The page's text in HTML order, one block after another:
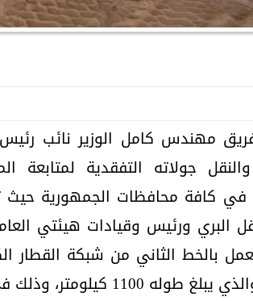
مهندس كامل الوزير نائب رئيس
جولاته التفقدية لمتابعة
في كافة محافظات الجمهورية حيث
البري ورئيس وقيادات هيئتي
بالخط الثاني من شبكة القطار
وذلك في المسافة من أكتوبر حتى المنيا.